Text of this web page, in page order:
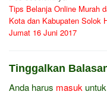
pos
Tips Belanja Online Murah
Kota dan Kabupaten Solok
Jumat 16 Juni 2017
Tinggalkan
Anda harus masuk